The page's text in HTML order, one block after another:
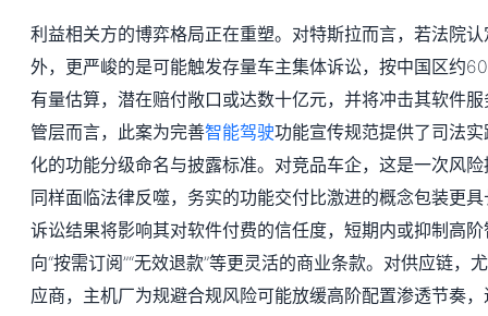
利益相关方的博弈格局正在重塑。对特斯拉而言，若法院
外，更严峻的是可能触发存量车主集体诉讼，按中国区约
有量估算，潜在赔付敞口或达数十亿元，并将冲击其软件
管层而言，此案为完善智能驾驶功能宣传规范提供了司法
化的功能分级命名与披露标准。对竞品车企，这是一次风
同样面临法律反噬，务实的功能交付比激进的概念包装更
诉讼结果将影响其对软件付费的信任度，短期内或抑制高
向“按需订阅”“无效退款”等更灵活的商业条款。对供应链，
应商，主机厂为规避合规风险可能放缓高阶配置渗透节奏